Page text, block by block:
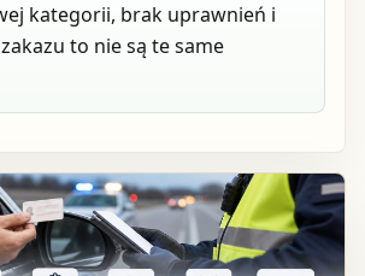
kategorii, brak uprawnień i
to nie są te same